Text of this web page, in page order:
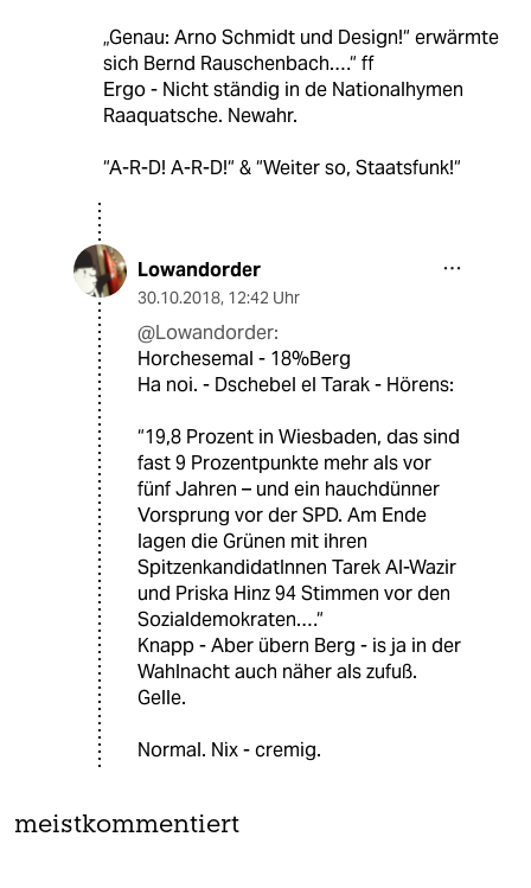
„Genau: Arno Schmidt und Design!“ erwärmte
sich Bernd Rauschenbach.…“ ff
Ergo - Nicht ständig in de Nationalhymen
Raaquatsche. Newahr.
“A-R-D! A-R-D!“ & “Weiter so, Staatsfunk!“
Lowandorder
30.10.2018, 12:42 Uhr
@Lowandorder:
Horchesemal - 18%Berg
Ha noi. - Dschebel el Tarak - Hörens:
“19,8 Prozent in Wiesbaden, das sind
fast 9 Prozentpunkte mehr als vor
fünf Jahren – und ein hauchdünner
Vorsprung vor der SPD. Am Ende
lagen die Grünen mit ihren
SpitzenkandidatInnen Tarek Al-Wazir
und Priska Hinz 94 Stimmen vor den
Sozialdemokraten.…“
Knapp - Aber übern Berg - is ja in der
Wahlnacht auch näher als zufuß.
Gelle.
Normal. Nix - cremig.
meistkommentiert